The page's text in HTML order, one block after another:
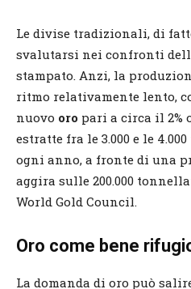
Le divise tradizionali, di
svalutarsi nei confronti
stampato. Anzi, la
ritmo relativamente lento,
nuovo oro pari a circa il 2%
estratte fra le 3.000 e le
ogni anno, a fronte di una
aggira sulle 200.000
World Gold Council.
Oro come bene
La domanda di oro può